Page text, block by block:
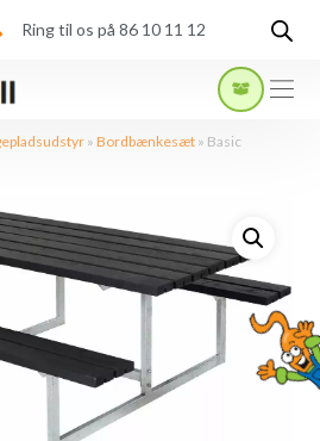
Ring til os på 86 10 11 12
»Bordbænkesæt » Basic